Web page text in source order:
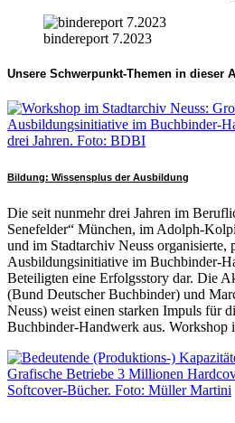
bindereport 7.2023
Unsere Schwerpunkt-Themen in dieser
Bildung: Wissensplus der Ausbildung
Die seit nunmehr drei Jahren im
Senefelder“ München, im Adolph-
und im Stadtarchiv Neuss organisierte,
Ausbildungsinitiative im Buchbinder-
Beteiligten eine Erfolgsstory dar. Die
(Bund Deutscher Buchbinder) und
Neuss) weist einen starken Impuls für
Buchbinder-Handwerk aus.